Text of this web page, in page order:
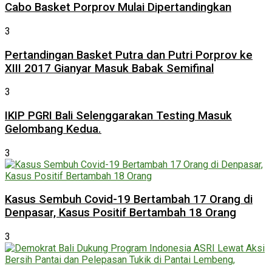
Cabo Basket Porprov Mulai Dipertandingkan
3
Pertandingan Basket Putra dan Putri Porprov ke
XIII 2017 Gianyar Masuk Babak Semifinal
3
IKIP PGRI Bali Selenggarakan Testing Masuk
Gelombang Kedua.
3
Kasus Sembuh Covid-19 Bertambah 17 Orang di
Denpasar, Kasus Positif Bertambah 18 Orang
3